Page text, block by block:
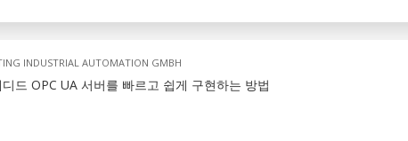
INDUSTRIAL AUTOMATION GMBH
디드 OPC UA 서버를 빠르고 쉽게 구현하는 방법